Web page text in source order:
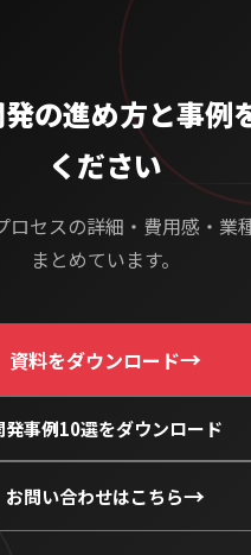
の進め方と事例
ください
ロセスの詳細・費用感・業
まとめています。
資料をダウンロード→
発事例10選をダウンロード
お問い合わせはこちら→